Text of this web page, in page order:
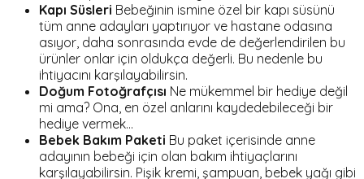
Kapı Süsleri Bebeğinin ismine özel bir kapı süsünü
tüm anne adayları yaptırıyor ve hastane odasına
asıyor, daha sonrasında evde de değerlendirilen bu
ürünler onlar için oldukça değerli. Bu nedenle bu
ihtiyacını karşılayabilirsin.
Doğum Fotoğrafçısı Ne mükemmel bir hediye değil
mi ama? Ona, en özel anlarını kaydedebileceği bir
hediye vermek…
Bebek Bakım Paketi Bu paket içerisinde anne
adayının bebeği için olan bakım ihtiyaçlarını
karşılayabilirsin. Pişik kremi, şampuan, bebek yağı gibi